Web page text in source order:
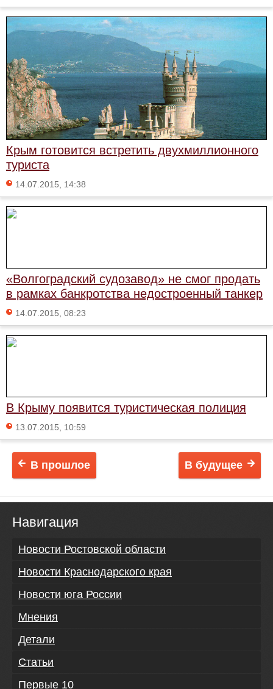
Крым готовится встретить двухмиллионного
туриста
14.07.2015, 14:38
«Волгоградский судозавод» не смог продать
в рамках банкротства недостроенный танкер
14.07.2015, 08:23
В Крыму появится туристическая полиция
13.07.2015, 10:59
В будущее
В прошлое
Навигация
Новости Ростовской области
Новости Краснодарского края
Новости юга России
Мнения
Детали
Статьи
Первые 10